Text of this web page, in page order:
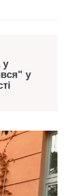
у
у